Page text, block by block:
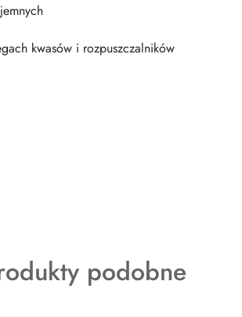
kwasów i rozpuszczalników
podobne